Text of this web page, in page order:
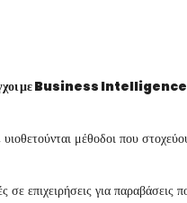
με Business
υιοθετούνται μέθοδοι που
επιχειρήσεις για παραβάσεις